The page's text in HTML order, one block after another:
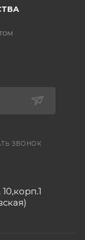
ЗВОНОК